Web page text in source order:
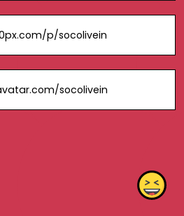
p/socolivein
socolivein